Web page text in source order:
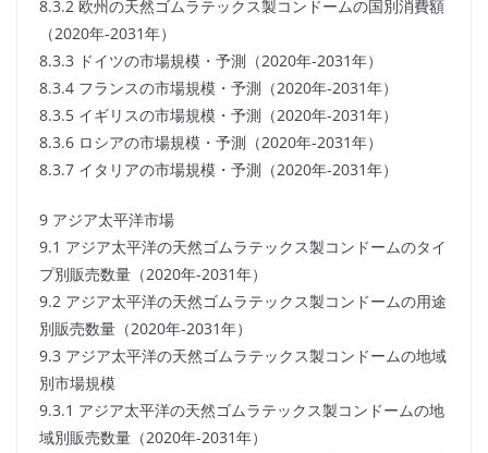
8.3.2 欧州の天然ゴムラテックス製コンドームの国別消費額
（2020年-2031年）
8.3.3 ドイツの市場規模・予測（2020年-2031年）
8.3.4 フランスの市場規模・予測（2020年-2031年）
8.3.5 イギリスの市場規模・予測（2020年-2031年）
8.3.6 ロシアの市場規模・予測（2020年-2031年）
8.3.7 イタリアの市場規模・予測（2020年-2031年）
9 アジア太平洋市場
9.1 アジア太平洋の天然ゴムラテックス製コンドームのタイ
プ別販売数量（2020年-2031年）
9.2 アジア太平洋の天然ゴムラテックス製コンドームの用途
別販売数量（2020年-2031年）
9.3 アジア太平洋の天然ゴムラテックス製コンドームの地域
別市場規模
9.3.1 アジア太平洋の天然ゴムラテックス製コンドームの地
域別販売数量（2020年-2031年）